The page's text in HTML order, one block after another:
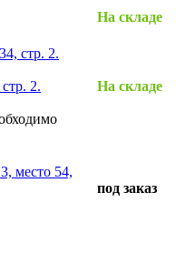
На складе
стр. 2.
2. На складе
место 54,
под заказ